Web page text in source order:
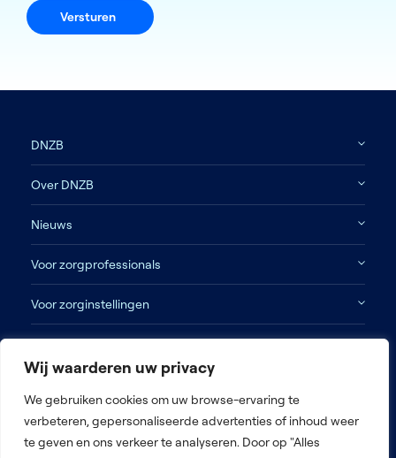
Wij waarderen uw privacy
We gebruiken cookies om uw browse-ervaring te
verbeteren, gepersonaliseerde advertenties of inhoud weer
te geven en ons verkeer te analyseren. Door op "Alles
Versturen
DNZB
Over DNZB
Nieuws
Voor zorgprofessionals
Voor zorginstellingen
Contact
Disclaimer
Algemene voorwaarden
Privacy beleid